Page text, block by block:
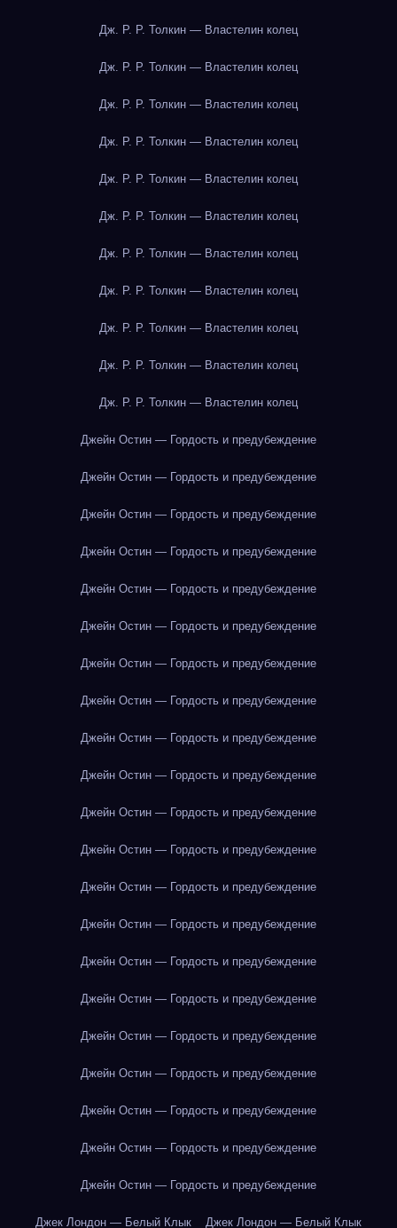
Дж. Р. Р. Толкин — Властелин колец
Дж. Р. Р. Толкин — Властелин колец
Дж. Р. Р. Толкин — Властелин колец
Дж. Р. Р. Толкин — Властелин колец
Дж. Р. Р. Толкин — Властелин колец
Дж. Р. Р. Толкин — Властелин колец
Дж. Р. Р. Толкин — Властелин колец
Дж. Р. Р. Толкин — Властелин колец
Дж. Р. Р. Толкин — Властелин колец
Дж. Р. Р. Толкин — Властелин колец
Дж. Р. Р. Толкин — Властелин колец
Джейн Остин — Гордость и предубеждение
Джейн Остин — Гордость и предубеждение
Джейн Остин — Гордость и предубеждение
Джейн Остин — Гордость и предубеждение
Джейн Остин — Гордость и предубеждение
Джейн Остин — Гордость и предубеждение
Джейн Остин — Гордость и предубеждение
Джейн Остин — Гордость и предубеждение
Джейн Остин — Гордость и предубеждение
Джейн Остин — Гордость и предубеждение
Джейн Остин — Гордость и предубеждение
Джейн Остин — Гордость и предубеждение
Джейн Остин — Гордость и предубеждение
Джейн Остин — Гордость и предубеждение
Джейн Остин — Гордость и предубеждение
Джейн Остин — Гордость и предубеждение
Джейн Остин — Гордость и предубеждение
Джейн Остин — Гордость и предубеждение
Джейн Остин — Гордость и предубеждение
Джейн Остин — Гордость и предубеждение
Джейн Остин — Гордость и предубеждение
Джек Лондон — Белый Клык Джек Лондон — Белый Клык